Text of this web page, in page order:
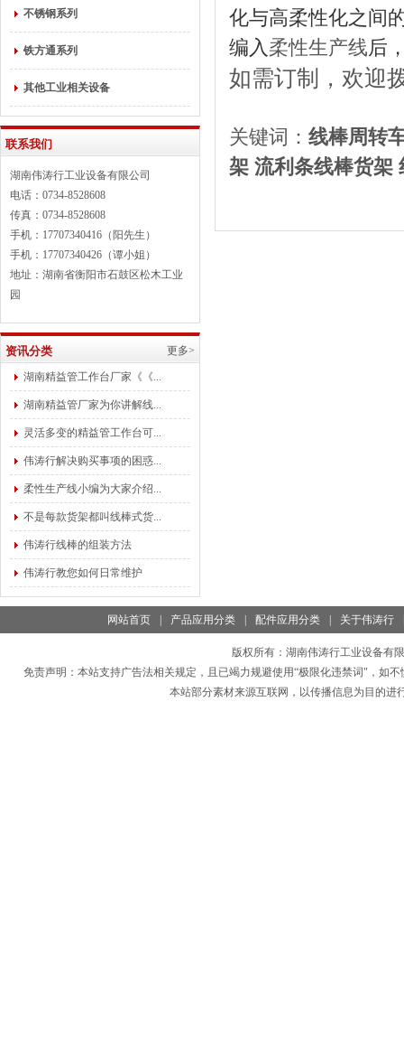
不锈钢系列
铁方通系列
其他工业相关设备
联系我们
湖南伟涛行工业设备有限公司
电话：0734-8528608
传真：0734-8528608
手机：17707340416（阳先生）
手机：17707340426（谭小姐）
地址：湖南省衡阳市石鼓区松木工业
园
资讯分类 更多>
湖南精益管工作台厂家《《...
湖南精益管厂家为你讲解线...
灵活多变的精益管工作台可...
伟涛行解决购买事项的困惑...
柔性生产线小编为大家介绍...
不是每款货架都叫线棒式货...
伟涛行线棒的组装方法
伟涛行教您如何日常维护
化与高柔性化之间
编入柔性生产线后
如需订制，欢迎
关键词：线棒周转
架 流利条线棒货架
网站首页 产品应用分类 配件应用分类 关于伟涛行
版权所有： 湖南伟涛行工业设备有
免责声明：本站支持广告法相关规定，且已竭力规避使用“极限化违禁词"，如
本站部分素材来源互联网，以传播信息为目的